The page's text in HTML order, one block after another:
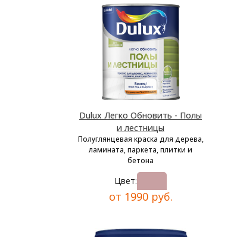
Dulux Легко Обновить - Полы
и лестницы
Полуглянцевая краска для дерева,
ламината, паркета, плитки и
бетона
Цвет:
от 1990 руб.